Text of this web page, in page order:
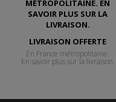
LIVRAISON OFFERTE
En France métropolitaine.
En savoir plus sur la livraison.